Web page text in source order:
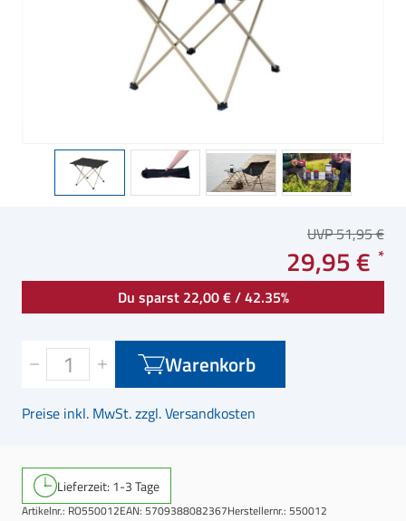
UVP 51,95 €
29,95 €
Du sparst 22,00 € / 42.35%
Warenkorb
Preise inkl. MwSt. zzgl. Versandkosten
Lieferzeit: 1-3 Tage
Artikelnr.: RO550012EAN: 5709388082367Herstellernr.: 550012